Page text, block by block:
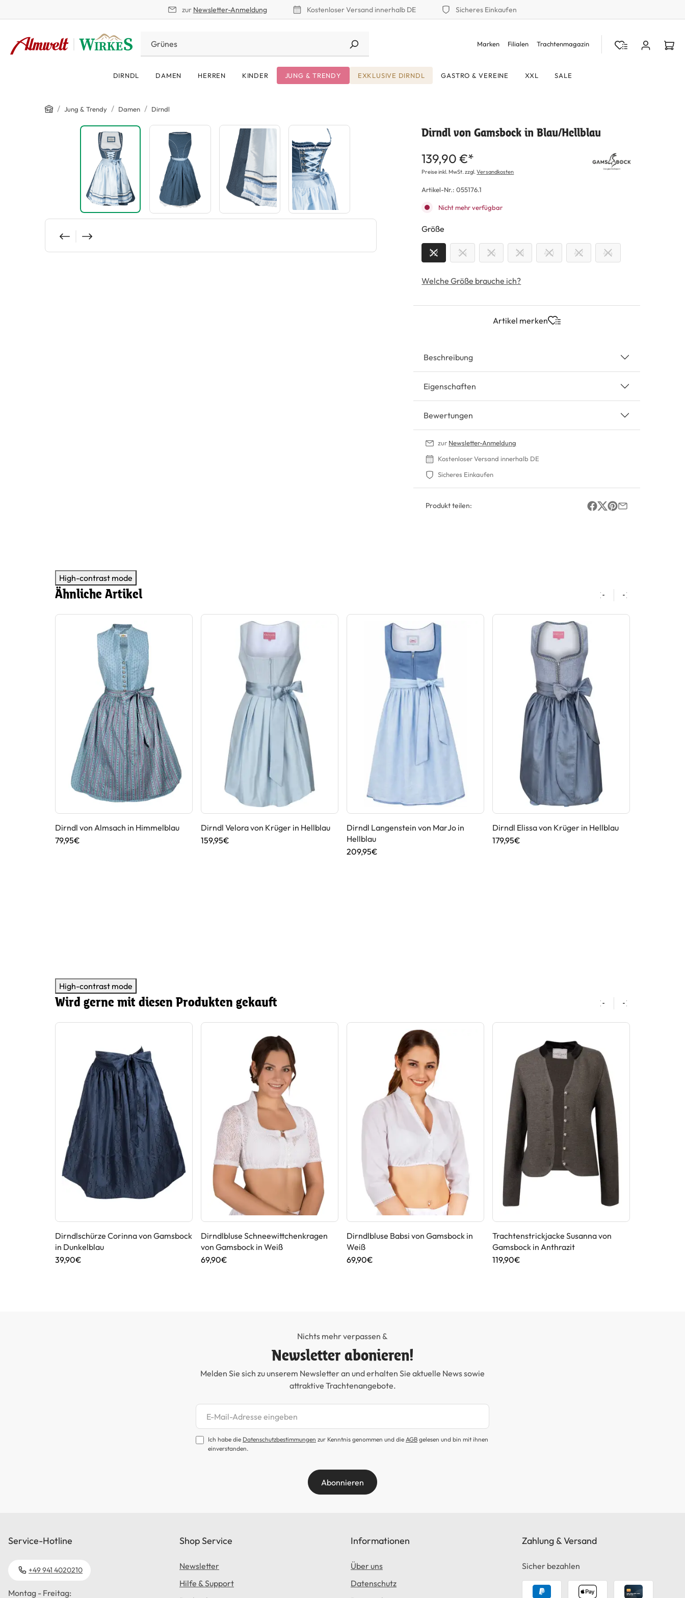
zur Newsletter-Anmeldung Kostenloser Versand innerhalb DE Sicheres Einkaufen
Marken Filialen Trachtenmagazin
DIRNDL DAMEN HERREN KINDER JUNG & TRENDY EXKLUSIVE DIRNDL GASTRO & VEREINE XXL SALE
Home
/ Jung & Trendy / Damen / Dirndl
Bildergalerie überspringen Dirndl von Gamsbock in Blau/Hellblau
139,90 €*
Preise inkl. MwSt. zzgl.Versandkosten
Artikel-Nr.:055176.1
Nicht mehr verfügbar
Größe
32 34 36 38 40 42 44
Welche Größe brauche ich?
Artikel merken
Beschreibung
Eigenschaften
Bewertungen
zur Newsletter-Anmeldung
Kostenloser Versand innerhalb DE
Sicheres Einkaufen
Produkt teilen:
High-contrast mode
Ähnliche Artikel
Dirndl von Almsach in Himmelblau
79,95€
Dirndl Velora von Krüger in Hellblau
159,95€
Dirndl Langenstein von MarJo in
Hellblau
209,95€
Dirndl Elissa von Krüger in Hellblau
179,95€
High-contrast mode
Wird gerne mit diesen Produkten gekauft
Dirndlschürze Corinna von Gamsbock
in Dunkelblau
39,90€
Dirndlbluse Schneewittchenkragen
von Gamsbock in Weiß
69,90€
Dirndlbluse Babsi von Gamsbock in
Weiß
69,90€
Trachtenstrickjacke Susanna von
Gamsbock in Anthrazit
119,90€
Nichts mehr verpassen &
Newsletter abonieren!
Melden Sie sich zu unserem Newsletter an und erhalten Sie aktuelle News sowie
attraktive Trachtenangebote.
Newsletter abonnieren
Ich habe die Datenschutzbestimmungen zur Kenntnis genommen und die AGB gelesen und bin mit ihnen
einverstanden.
Abonnieren
Service-Hotline
+49 941 4020210
Montag - Freitag:
Shop Service
Newsletter
Hilfe & Support
Informationen
Über uns
Datenschutz
Zahlung & Versand
Sicher bezahlen